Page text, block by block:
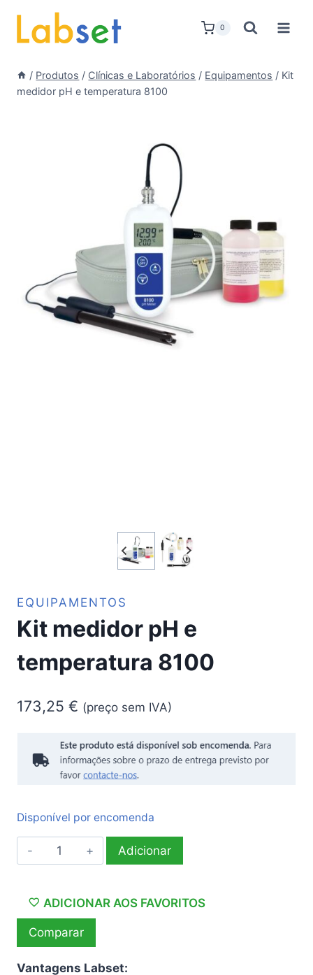
content
0
/ Produtos / Clínicas e Laboratórios / Equipamentos / Kit
medidor pH e temperatura 8100
EQUIPAMENTOS
Kit medidor pH e
temperatura 8100
173,25 € (preço sem IVA)
Disponível por encomenda
Quantidade
de
medidor
pH
e
Adicionar
ADICIONAR AOS FAVORITOS
Comparar
Vantagens Labset: